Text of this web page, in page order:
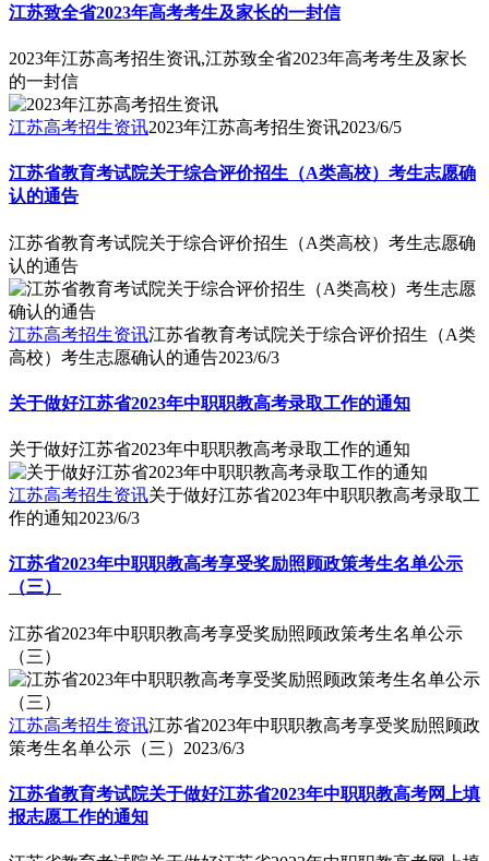
江苏致全省2023年高考考生及家长的一封信
2023年江苏高考招生资讯,江苏致全省2023年高考考生及家长
的一封信
江苏高考招生资讯2023年江苏高考招生资讯2023/6/5
江苏省教育考试院关于综合评价招生（A类高校）考生志愿确
认的通告
江苏省教育考试院关于综合评价招生（A类高校）考生志愿确
认的通告
江苏高考招生资讯江苏省教育考试院关于综合评价招生（A类
高校）考生志愿确认的通告2023/6/3
关于做好江苏省2023年中职职教高考录取工作的通知
关于做好江苏省2023年中职职教高考录取工作的通知
江苏高考招生资讯关于做好江苏省2023年中职职教高考录取工
作的通知2023/6/3
江苏省2023年中职职教高考享受奖励照顾政策考生名单公示
（三）
江苏省2023年中职职教高考享受奖励照顾政策考生名单公示
（三）
江苏高考招生资讯江苏省2023年中职职教高考享受奖励照顾政
策考生名单公示（三） 2023/6/3
江苏省教育考试院关于做好江苏省2023年中职职教高考网上填
报志愿工作的通知